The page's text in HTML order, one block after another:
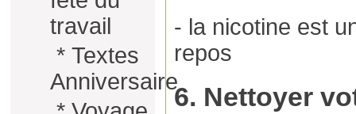
travail
* Textes
Anniversaire
- la nicotine est
repos
6. Nettoyer